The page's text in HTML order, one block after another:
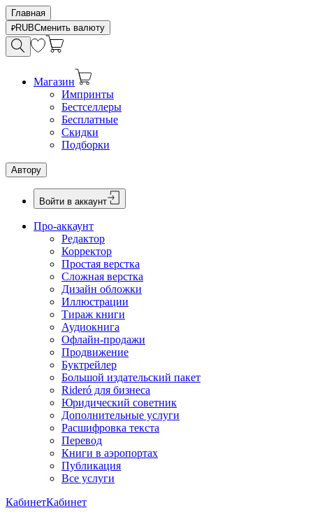
Главная
RUBСменить валюту
Магазин
Импринты
Бестселлеры
Бесплатные
Скидки
Подборки
Автору
Войти в аккаунт
Про-аккаунт
Редактор
Корректор
Простая верстка
Сложная верстка
Дизайн обложки
Иллюстрации
Тираж книги
Аудиокнига
Офлайн-продажи
Продвижение
Буктрейлер
Большой издательский пакет
Rideró для бизнеса
Юридический советник
Дополнительные услуги
Расшифровка текста
Перевод
Книги в аэропортах
Публикация
Все услуги
КабинетКабинет